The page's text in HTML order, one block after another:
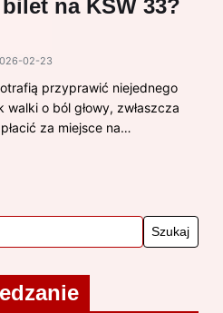
na KSW 33?
02-23
przyprawić niejednego
o ból głowy, zwłaszcza
za miejsce na…